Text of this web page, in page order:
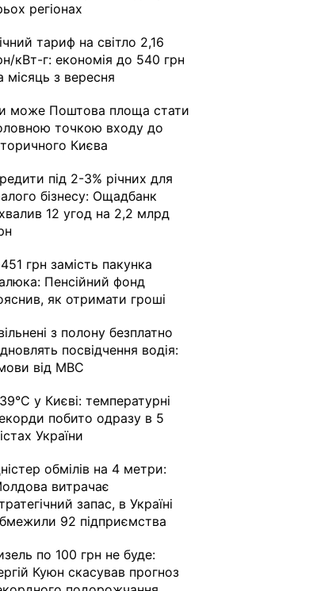
регіонах
тариф на світло 2,16
кВт-г: економія до 540 грн
місяць з вересня
може Поштова площа стати
точкою входу до
Києва
під 2-3% річних для
бізнесу: Ощадбанк
12 угод на 2,2 млрд
грн замість пакунка
Пенсійний фонд
як отримати гроші
з полону безплатно
посвідчення водія:
від МВС
у Києві: температурні
побито одразу в 5
України
обмілів на 4 метри:
витрачає
запас, в Україні
92 підприємства
по 100 грн не буде:
Куюн скасував прогноз